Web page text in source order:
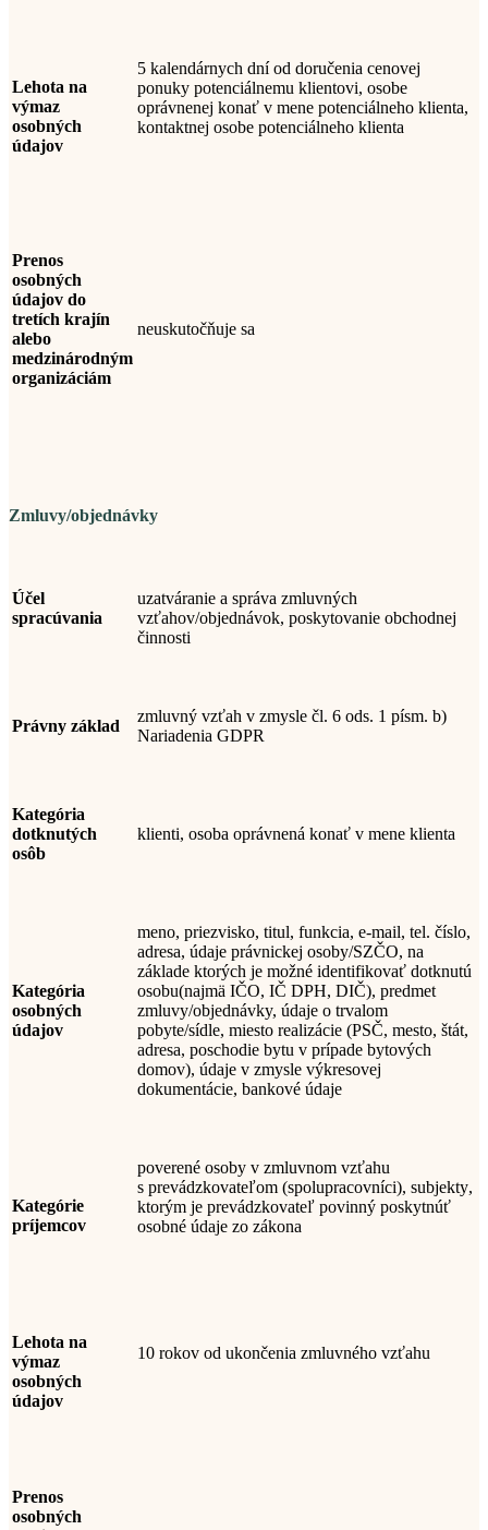
Lehota na
výmaz
osobných
údajov
5 kalendárnych dníod doručenia cenovej
ponuky potenciálnemu klientovi, osobe
oprávnenej konať v mene potenciálneho klienta,
kontaktnej osobe potenciálneho klienta
Prenos
osobných
údajov do
tretích krajín
alebo
medzinárodným
organizáciám
neuskutočňuje sa
Zmluvy/objednávky
Účel
spracúvania
uzatváranie a správa zmluvných
vzťahov/objednávok, poskytovanie obchodnej
činnosti
Právny základ
zmluvný vzťah v zmysle čl. 6 ods. 1 písm. b)
Nariadenia GDPR
Kategória
dotknutých
osôb
klienti, osoba oprávnená konať v mene klienta
Kategória
osobných
údajov
meno, priezvisko, titul, funkcia, e-mail, tel. číslo,
adresa, údaje právnickej osoby/SZČO, na
základe ktorých je možné identifikovať dotknutú
osobu(najmä IČO, IČ DPH, DIČ), predmet
zmluvy/objednávky, údaje o trvalom
pobyte/sídle, miesto realizácie (PSČ, mesto, štát,
adresa, poschodie bytu v prípade bytových
domov), údaje v zmysle výkresovej
dokumentácie, bankové údaje
Kategórie
príjemcov
poverené osoby v zmluvnom vzťahu
s prevádzkovateľom (spolupracovníci), subjekty,
ktorým je prevádzkovateľ povinný poskytnúť
osobné údaje zo zákona
Lehota na
výmaz
osobných
údajov
10 rokov od ukončenia zmluvného vzťahu
Prenos
osobných